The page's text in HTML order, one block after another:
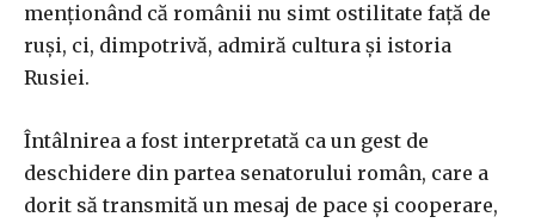
menționând că românii nu simt ostilitate față de
ruși, ci, dimpotrivă, admiră cultura și istoria
Rusiei.
Întâlnirea a fost interpretată ca un gest de
deschidere din partea senatorului român, care a
dorit să transmită un mesaj de pace și cooperare,